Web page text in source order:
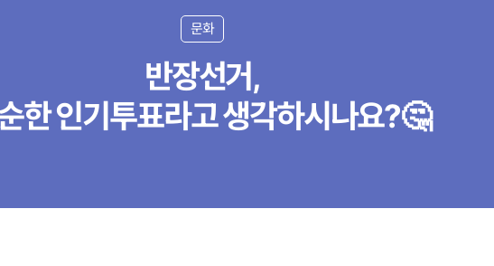
문화
반장선거,
한 인기투표라고 생각하시나요?🤔